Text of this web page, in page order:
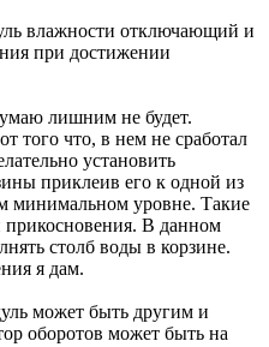
влажности отключающий и
при достижении
лишним не будет.
того что, в нем не сработал
установить
приклеив его к одной из
минимальном уровне. Такие
прикосновения. В данном
столб воды в корзине.
я дам.
может быть другим и
оборотов может быть на